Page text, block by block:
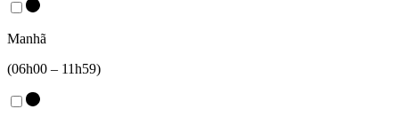
Manhã
(06h00 – 11h59)